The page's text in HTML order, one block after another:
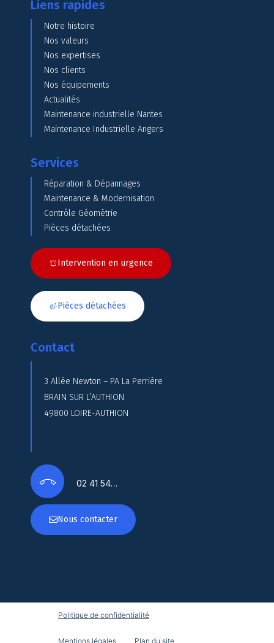
Liens rapides
Notre histoire
Nos valeurs
Nos expertises
Nos clients
Nos équipements
Actualités
Maintenance industrielle Nantes
Maintenance Industrielle Angers
Services
Réparation & Dépannages
Maintenance & Modernisation
Contrôle Géométrie
Pièces détachées
Intervention en urgence
Pièces détachées
Contact
3 Allée Newton – PA La Perrière
BRAIN SUR L’AUTHION
49800 LOIRE-AUTHION
02 41 54…
Nous contacter
Politique de confidentialité
Mentions légales Plan du site